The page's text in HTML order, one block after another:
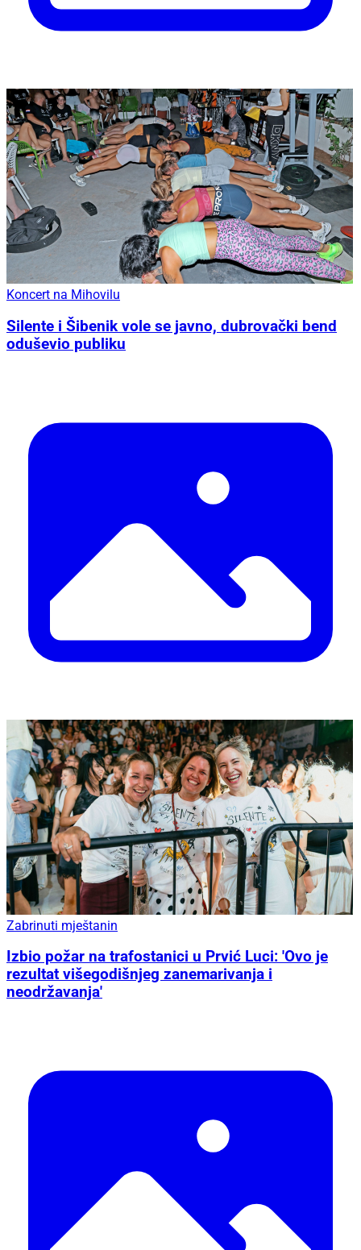
Koncert na Mihovilu
Silente i Šibenik vole se javno, dubrovački bend
oduševio publiku
Zabrinuti mještanin
Izbio požar na trafostanici u Prvić Luci: 'Ovo je
rezultat višegodišnjeg zanemarivanja i
neodržavanja'